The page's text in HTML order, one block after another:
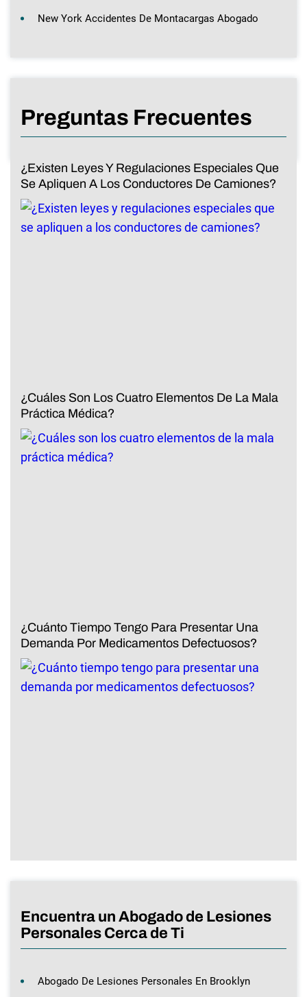
New York Accidentes De Montacargas Abogado
Preguntas Frecuentes
¿Existen Leyes Y Regulaciones Especiales Que
Se Apliquen A Los Conductores De Camiones?
¿Cuáles Son Los Cuatro Elementos De La Mala
Práctica Médica?
¿Cuánto Tiempo Tengo Para Presentar Una
Demanda Por Medicamentos Defectuosos?
Encuentra un Abogado de Lesiones
Personales Cerca de Ti
Abogado De Lesiones Personales En Brooklyn